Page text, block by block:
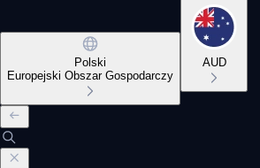
Polski
Europejski Obszar Gospodarczy
AUD